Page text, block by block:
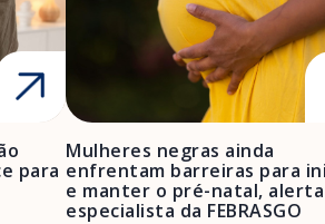
para
Mulheres negras ainda
enfrentam barreiras para
e manter o pré-natal, alerta
especialista da FEBRASGO